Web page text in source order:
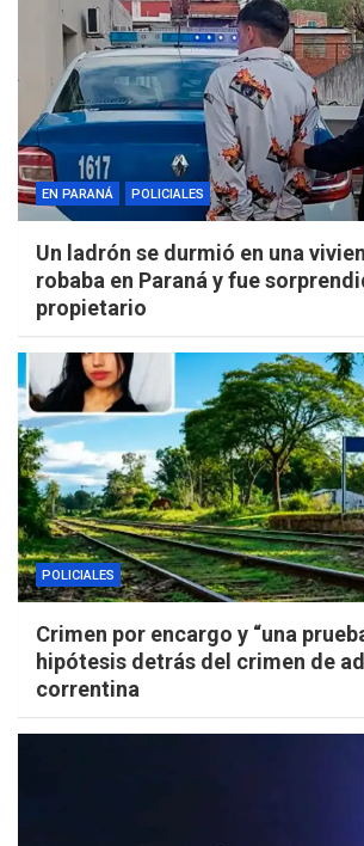
EN PARANÁ POLICIALES
Un ladrón se durmió en una
robaba en Paraná y fue
propietario
POLICIALES
Crimen por encargo y “una
hipótesis detrás del crimen de
correntina